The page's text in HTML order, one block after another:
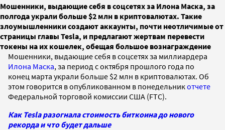
Мошенники, выдающие себя в соцсетях за Илона Маска, за
полгода украли больше $2 млн в криптовалютах. Такие
злоумышленники создают аккаунты, почти неотличимые от
страницы главы Tesla, и предлагают жертвам перевести
токены на их кошелек, обещая большое вознаграждение
Мошенники, выдающие себя в соцсетях за миллиардера
Илона Маска, за период с октября прошлого года по
конец марта украли больше $2 млн в криптовалютах. Об
этом говорится в опубликованном в понедельникотчете
Федеральной торговой комиссии США (FTC).
Как Tesla разогнала стоимость биткоина до нового
рекорда и что будет дальше